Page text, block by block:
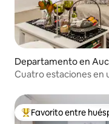
Departamento en
Cuatro estaciones en
Favorito entre los
Favorito entre